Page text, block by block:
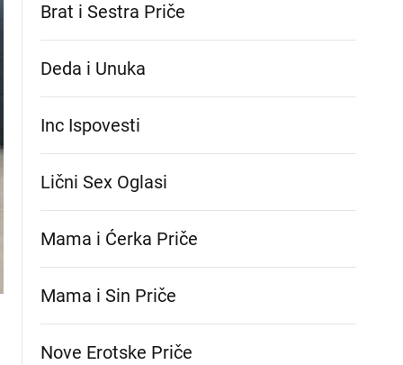
Brat i Sestra Priče
Deda i Unuka
Inc Ispovesti
Lični Sex Oglasi
Mama i Ćerka Priče
Mama i Sin Priče
Nove Erotske Priče